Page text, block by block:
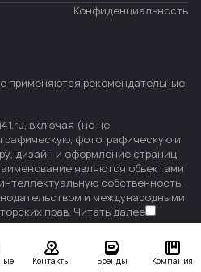
Контакты Бренды Компания
Конфиденциальность
применяются рекомендательные
включая (но не
фотографическую и
дизайн и оформление страниц,
являются объектами
собственность,
и международными
прав. Читать далее